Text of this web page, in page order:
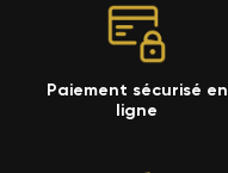
Paiement sécurisé en
ligne